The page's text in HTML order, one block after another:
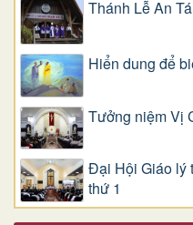
Thánh Lễ An
Hiển dung để
Tưởng niệm Vị
Đại Hội Giáo lý
thứ 1